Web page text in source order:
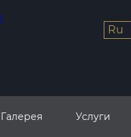
ru
Галерея Услуги